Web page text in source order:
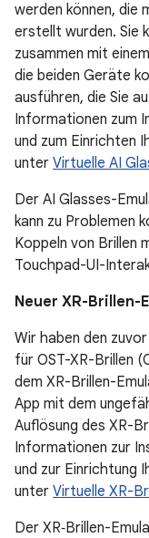
werden können, die
erstellt wurden. Sie
zusammen mit
die beiden Geräte
ausführen, die Sie
Informationen zum
und zum Einrichten
unter Virtuelle AI
Der AI Glasses-
kann zu Problemen
Koppeln von Brillen
Touchpad-UI-
Neuer XR-Brillen-
Wir haben den
für OST-XR-Brillen
dem XR-Brillen-
App mit dem
Auflösung des XR-
Informationen zur
und zur Einrichtung
unter Virtuelle XR-
Der XR‑Brillen-